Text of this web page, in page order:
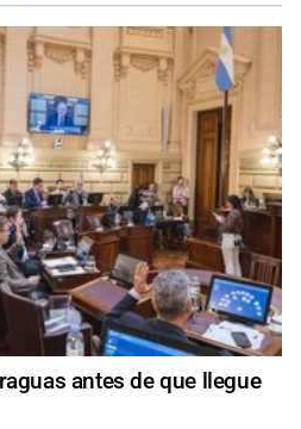
antes de que llegue